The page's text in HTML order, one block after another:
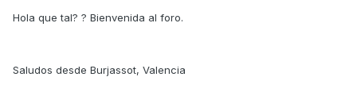
Hola que tal? ? Bienvenida al foro.
Saludos desde Burjassot, Valencia